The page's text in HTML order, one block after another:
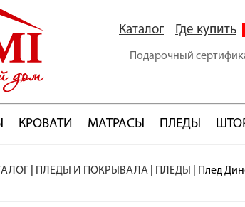
Каталог Где купить
Подарочный
КРОВАТИ МАТРАСЫ ПЛЕДЫ
ПЛЕДЫ И ПОКРЫВАЛА ПЛЕДЫ Плед